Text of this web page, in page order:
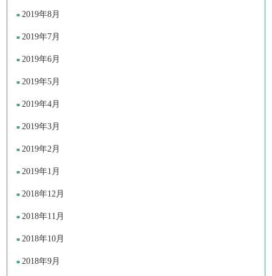
2019年8月
2019年7月
2019年6月
2019年5月
2019年4月
2019年3月
2019年2月
2019年1月
2018年12月
2018年11月
2018年10月
2018年9月